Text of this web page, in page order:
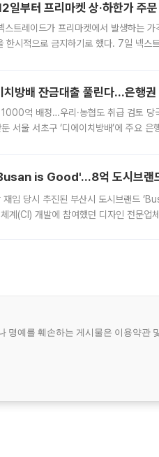
일부터 프리마켓 상·하한가 주문
스트레이드가 프리마켓에서 발생하는
한시적으로 금지하기로 했다. 7일 넥스
치방배 잔금대출 풀린다…은행
1000억 배정…우리·농협도 취급 검토
서울 서초구 ‘디에이치방배’에 주요
is Good'…8억 도시브랜
재임 당시 추진된 부산시 도시브랜드
계(CI) 개발에 참여했던 디자인 전문